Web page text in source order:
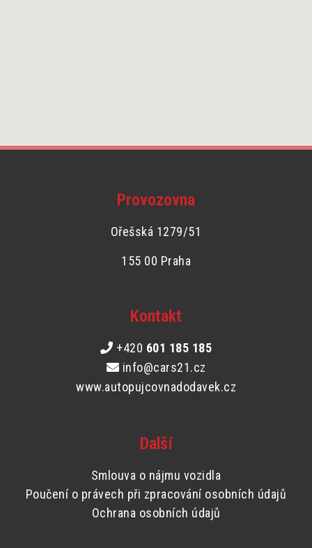
Provozovna
Ořešská 1279/51
155 00 Praha
Kontakt
+420 601 185 185
info@cars21.cz
www.autopujcovnadodavek.cz
Další
Smlouva o nájmu vozidla
Poučení o právech při zpracování osobních údajů
Ochrana osobních údajů